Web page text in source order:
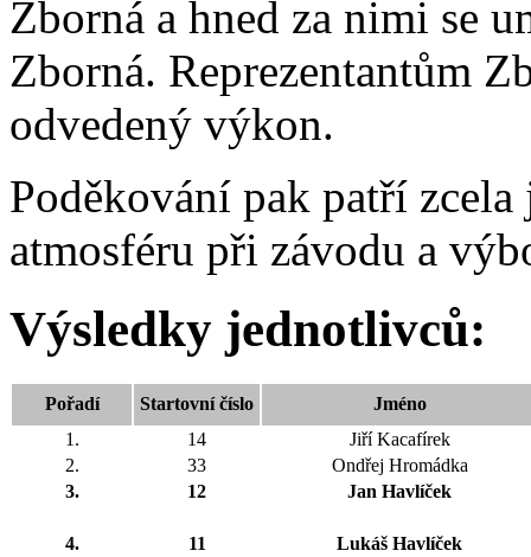
Zborná a hned za nimi se
Zborná. Reprezentantům
odvedený výkon.
Poděkování pak patří
atmosféru při závodu a
Výsledky jednotlivců:
Pořadí Startovní číslo
Jméno
1.
14
Jiří Kacafírek
2.
33
Ondřej Hromádka
3.
12 Jan Havlíček
4. 11
Lukáš Havlíček